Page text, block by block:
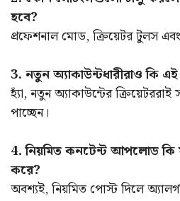
হবে?
প্রফেশনাল মোড, ক্রিয়েটর টুলস
3. নতুন অ্যাকাউন্টধারীরাও কি এই
হ্যাঁ, নতুন অ্যাকাউন্টের ক্রিয়েটররাই
পাচ্ছেন।
4. নিয়মিত কনটেন্ট আপলোড কি
করে?
অবশ্যই, নিয়মিত পোস্ট দিলে